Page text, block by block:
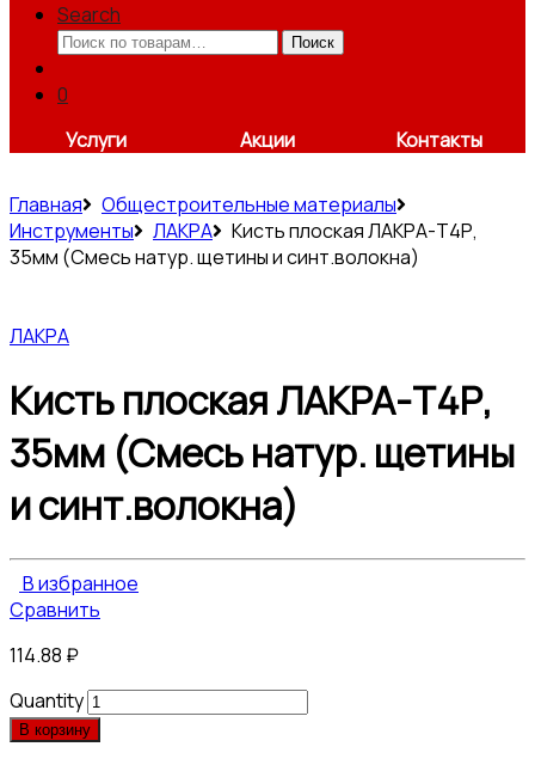
Search
Искать:
Поиск
0
Услуги
Акции Контакты
Главная
Общестроительные материалы
Инструменты
ЛАКРА
Кисть плоская ЛАКРА-Т4Р,
35мм (Смесь натур. щетины и синт.волокна)
ЛАКРА
Кисть плоская ЛАКРА-Т4Р,
35мм (Смесь натур. щетины
и синт.волокна)
В избранное
Сравнить
114.88 ₽
Quantity
В корзину